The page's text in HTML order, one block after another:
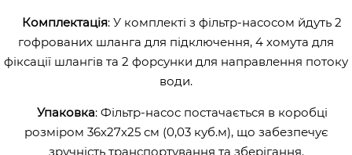
Комплектація: У комплекті з фільтр-насосом йдуть 2
гофрованих шланга для підключення, 4 хомута для
фіксації шлангів та 2 форсунки для направлення потоку
води.
Упаковка: Фільтр-насос постачається в коробці
розміром 36х27х25 см (0,03 куб.м), що забезпечує
зручність транспортування та зберігання.